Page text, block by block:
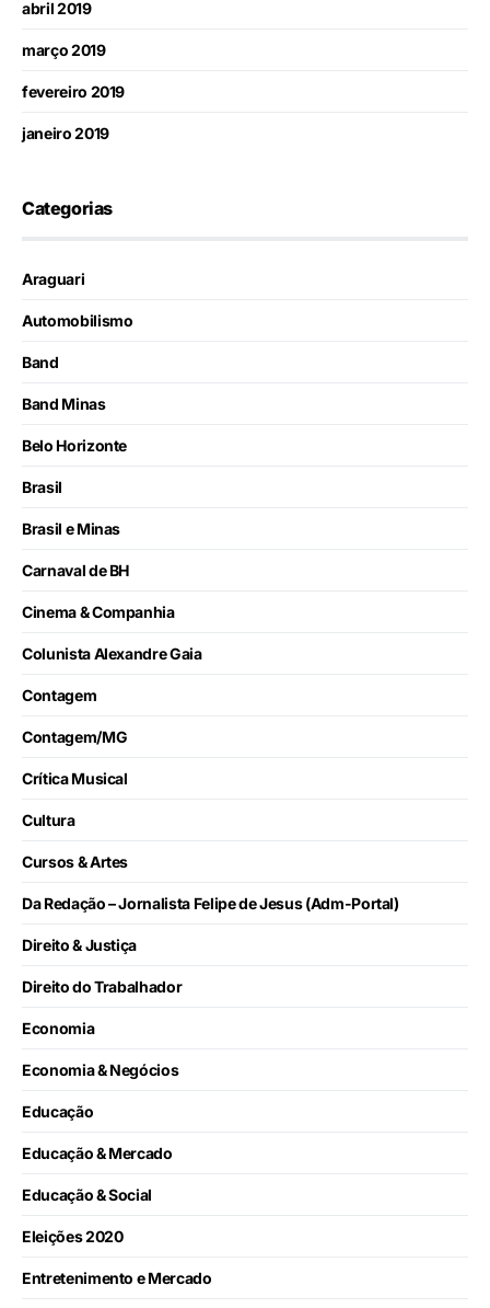
abril 2019
março 2019
fevereiro 2019
janeiro 2019
Categorias
Araguari
Automobilismo
Band
Band Minas
Belo Horizonte
Brasil
Brasil e Minas
Carnaval de BH
Cinema & Companhia
Colunista Alexandre Gaia
Contagem
Contagem/MG
Crítica Musical
Cultura
Cursos & Artes
Da Redação – Jornalista Felipe de Jesus (Adm-Portal)
Direito & Justiça
Direito do Trabalhador
Economia
Economia & Negócios
Educação
Educação & Mercado
Educação & Social
Eleições 2020
Entretenimento e Mercado